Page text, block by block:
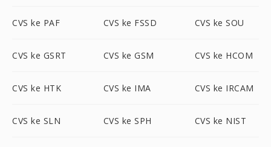
CVS ke PAF CVS ke FSSD CVS ke SOU
CVS ke GSRT CVS ke GSM CVS ke HCOM
CVS ke HTK CVS ke IMA CVS ke IRCAM
CVS ke SLN CVS ke SPH CVS ke NIST